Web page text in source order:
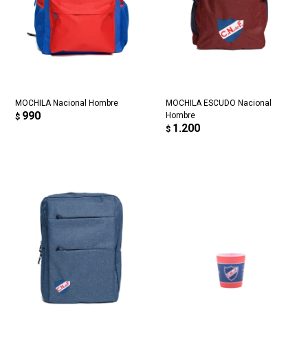
MOCHILA Nacional Hombre
$ 990
MOCHILA ESCUDO Nacional
Hombre
$ 1.200